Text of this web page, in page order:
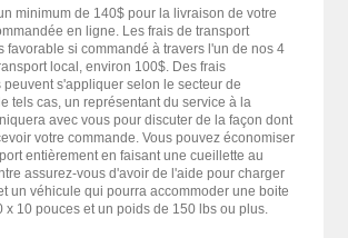
minimum de 140$ pour la livraison de votre
en ligne. Les frais de transport
favorable si commandé à travers l'un de nos 4
local, environ 100$. Des frais
s'appliquer selon le secteur de
tels cas, un représentant du service à la
avec vous pour discuter de la façon dont
votre commande. Vous pouvez économiser
entièrement en faisant une cueillette au
assurez-vous d'avoir de l'aide pour charger
un véhicule qui pourra accommoder une boite
x 10 pouces et un poids de 150 lbs ou plus.